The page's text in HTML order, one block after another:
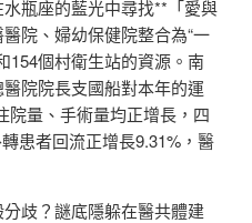
瓶座的藍光中尋找**「愛與
院、婦幼保健院整合為“一
154個村衛生站的資源。南
院院長支國船對本年的運
院量、手術量均正增長，四
患者回流正增長9.31%，醫
歧？謎底隱躲在醫共體建